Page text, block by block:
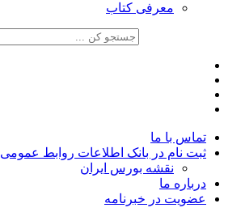
معرفی کتاب
تماس با ما
ثبت نام در بانک اطلاعات روابط عمومی
نقشه بورس ایران
درباره ما
عضويت در خبرنامه